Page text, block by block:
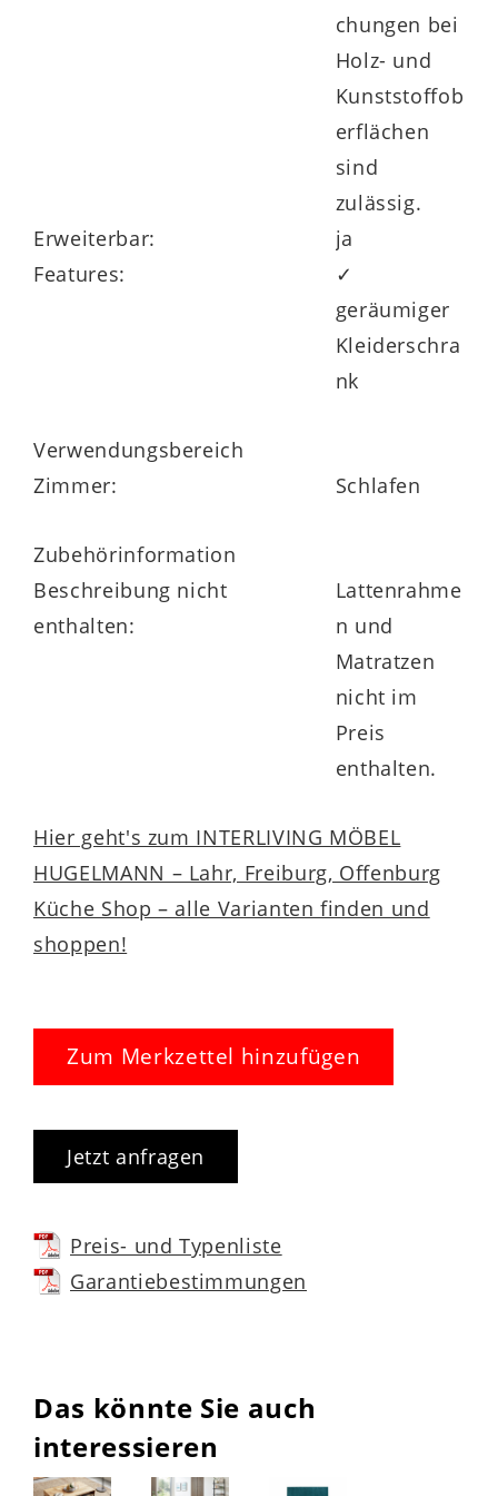
assende, bereits montierte Beimöbel
vervollständigen die qualitativ wie optisch
äußerst beeindruckende Interliving
Das Programm wird
klimaschonend in
Deutschland produziert
, trägt das
chungen bei
Holz- und
Kunststoffob
erflächen
sind
zulässig.
Erweiterbar:
ja
Features:
✓
geräumiger
Kleiderschra
nk
Verwendungsbereich
Zimmer:
Schlafen
Zubehörinformation
Beschreibung nicht
enthalten:
Lattenrahme
n und
Matratzen
nicht im
Preis
enthalten.
Hier geht's zum INTERLIVING MÖBEL
HUGELMANN – Lahr, Freiburg, Offenburg
Küche Shop – alle Varianten finden und
shoppen!
Zum Merkzettel hinzufügen
Jetzt anfragen
Preis- und Typenliste
Garantiebestimmungen
Das könnte Sie auch
interessieren